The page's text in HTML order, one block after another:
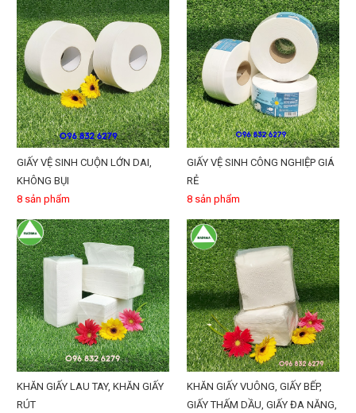
GIẤY VỆ SINH CUỘN LỚN DAI,
KHÔNG BỤI
8 sản phẩm
GIẤY VỆ SINH CÔNG NGHIỆP GIÁ
RẺ
8 sản phẩm
KHĂN GIẤY LAU TAY, KHĂN GIẤY
RÚT
KHĂN GIẤY VUÔNG, GIẤY BẾP,
GIẤY THẤM DẦU, GIẤY ĐA NĂNG,